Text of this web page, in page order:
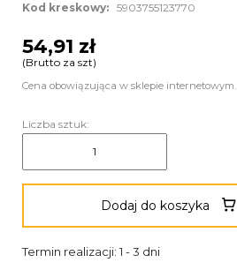
Kod kreskowy: 5903755123770
54,91 zł
(Brutto za szt)
Cena obowiązująca w sklepie internetowym.
Liczba sztuk:
Dodaj do koszyka
Termin realizacji: 1 - 3 dni